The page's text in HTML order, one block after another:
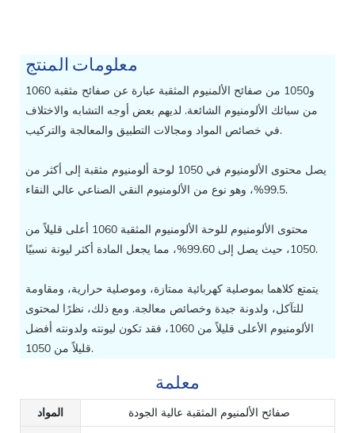
معلومات المنتج
1060 و1050 من صفائح الألمنيوم المثقبة عبارة عن صفائح مثقبة
من سبائك الألومنيوم الشائعة. لديهم بعض أوجه التشابه والاختلاف
في خصائص المواد ومجالات التطبيق والمعالجة والتركيب.
يصل محتوى الألومنيوم في 1050 لوحة ألومنيوم مثقبة إلى أكثر من
99.5%، وهو نوع من الألومنيوم النقي الصناعي عالي النقاء.
محتوى الألومنيوم للوحة الألومنيوم المثقبة 1060 أعلى قليلاً من
1050، حيث يصل إلى 99.60%، مما يجعل المادة أكثر ليونة نسبيًا.
يتمتع كلاهما بموصلية كهربائية ممتازة، وموصلية حرارية، ومقاومة
للتآكل، ولدونة جيدة وخصائص معالجة. ومع ذلك، نظرًا لمحتوى
الألومنيوم الأعلى قليلاً من 1060، فقد تكون ليونته ولدونته أفضل
قليلاً من 1050.
معلمة
المواد
صفائح الألمنيوم المثقبة عالية الجودة